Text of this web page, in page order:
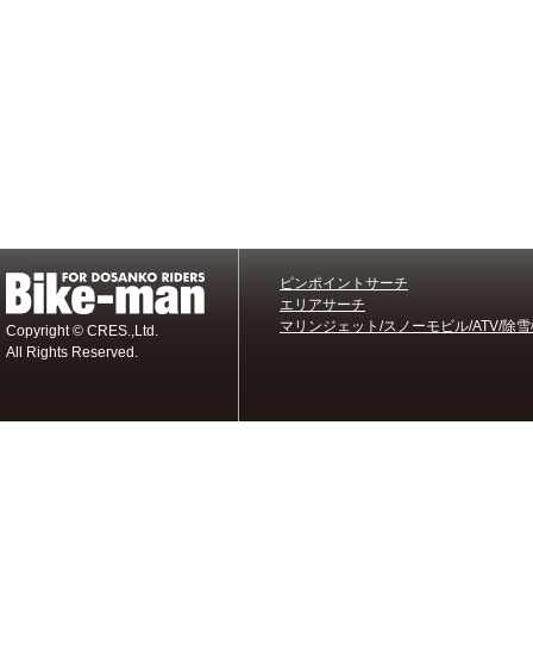
Copyright © CRES.,Ltd.
All Rights Reserved.
ピンポイントサーチ
エリアサーチ
マリンジェット/スノーモビル/ATV/除